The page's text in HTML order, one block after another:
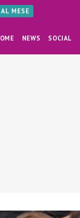
MESE
NEWS SOCIAL